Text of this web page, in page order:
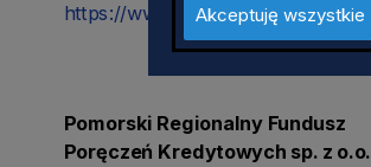
https://www.arp.gda.pl
Pomorski Regionalny Fundusz
Poręczeń Kredytowych sp. z o.o.
Akceptuję wszystkie